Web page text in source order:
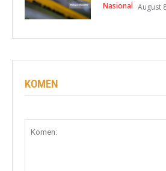
Nasional August
KOMEN